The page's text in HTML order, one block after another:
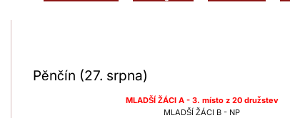
Pěnčín (27. srpna)
MLADŠÍ ŽÁCI A - 3. místo z 20 družstev
MLADŠÍ ŽÁCI B - NP